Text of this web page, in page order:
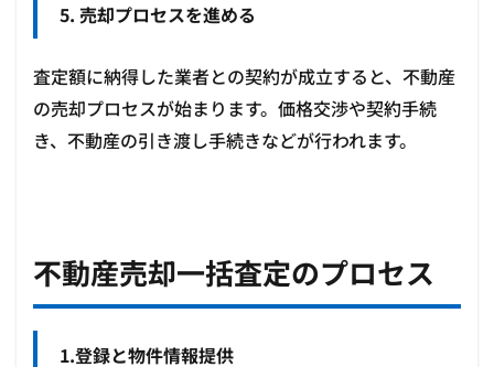
5. 売却プロセスを進める
査定額に納得した業者との契約が成立すると、不動産
の売却プロセスが始まります。価格交渉や契約手続
き、不動産の引き渡し手続きなどが行われます。
不動産売却一括査定のプロセス
1.登録と物件情報提供